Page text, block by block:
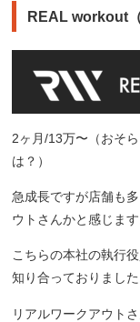
REAL workout
2ヶ月/13万〜（おそ
は？）
急成長ですが店舗も
ウトさんかと感じます
こちらの本社の執行
知り合っておりました
リアルワークアウト